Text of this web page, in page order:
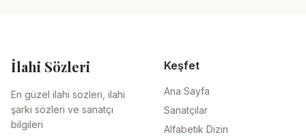
İlahi Sözleri
En güzel ilahi sözleri, ilahi
şarkı sözleri ve sanatçı
bilgileri
Keşfet
Ana Sayfa
Sanatçılar
Alfabetik Dizin